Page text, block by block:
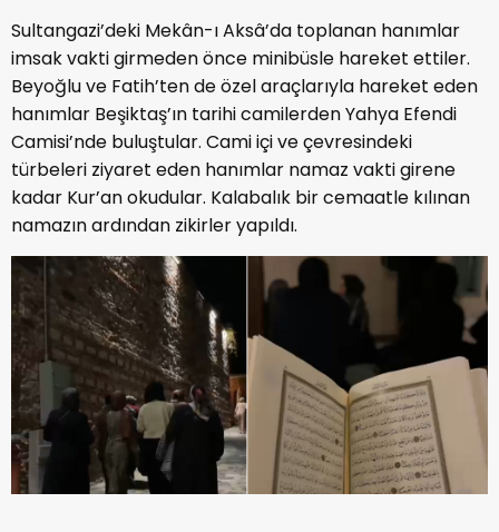
Sultangazi’deki Mekân-ı Aksâ’da toplanan hanımlar
imsak vakti girmeden önce minibüsle hareket ettiler.
Beyoğlu ve Fatih’ten de özel araçlarıyla hareket eden
hanımlar Beşiktaş’ın tarihi camilerden Yahya Efendi
Camisi’nde buluştular. Cami içi ve çevresindeki
türbeleri ziyaret eden hanımlar namaz vakti girene
kadar Kur’an okudular. Kalabalık bir cemaatle kılınan
namazın ardından zikirler yapıldı.